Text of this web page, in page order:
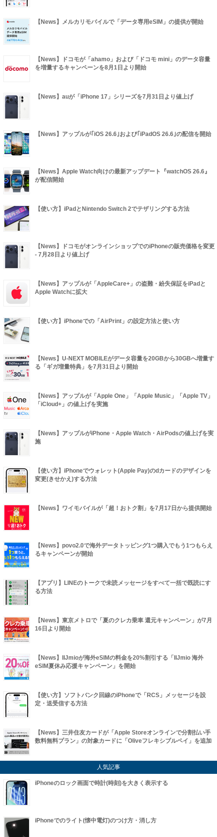
【News】メルカリモバイルで「データ専用eSIM」の提供が開始
【News】ドコモが「ahamo」および「ドコモ mini」のデータ容量
を増量するキャンペーンを8月1日より開始
【News】auが「iPhone 17」シリーズを7月31日より値上げ
【News】アップルが｢iOS 26.6｣および｢iPadOS 26.6｣の配信を開始
【News】Apple Watch向けの最新アップデート『watchOS 26.6』
が配信開始
【使い方】iPadとNintendo Switch 2でテザリングする方法
【News】ドコモがオンラインショップでのiPhoneの販売価格を変更
- 7月28日より値上げ
【News】アップルが「AppleCare+」の盗難・紛失保証をiPadと
Apple Watchに拡大
【使い方】iPhoneでの「AirPrint」の設定方法と使い方
【News】U-NEXT MOBILEがデータ容量を20GBから30GBへ増量す
る「ギガ増量特典」を7月31日より開始
【News】アップルが「Apple One」「Apple Music」「Apple TV」
「iCloud+」の値上げを実施
【News】アップルがiPhone・Apple Watch・AirPodsの値上げを実
施
【使い方】iPhoneでウォレット(Apple Pay)のdカードのデザインを
変更(きせかえ)する方法
【News】ワイモバイルが「超！おトク割」を7月17日から提供開始
【News】povo2.0で海外データトッピング1つ購入でもう1つもらえ
るキャンペーンが開始
【アプリ】LINEのトークで未読メッセージをすべて一括で既読にす
る方法
【News】東京メトロで「夏のクレカ乗車 還元キャンペーン」が7月
16日より開始
【News】IIJmioが海外eSIMの料金を20%割引する「IIJmio 海外
eSIM夏休み応援キャンペーン」を開始
【使い方】ソフトバンク回線のiPhoneで「RCS」メッセージを設
定・送受信する方法
【News】三井住友カードが「Apple Storeオンラインで分割払い手
数料無料プラン」の対象カードに「Oliveフレキシブルペイ」を追加
人気記事
iPhoneのロック画面で時計(時刻)を大きく表示する
iPhoneでのライト(懐中電灯)のつけ方・消し方